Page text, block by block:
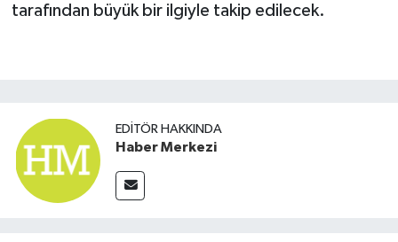
tarafından büyük bir ilgiyle takip edilecek.
EDITÖR HAKKINDA
Haber Merkezi